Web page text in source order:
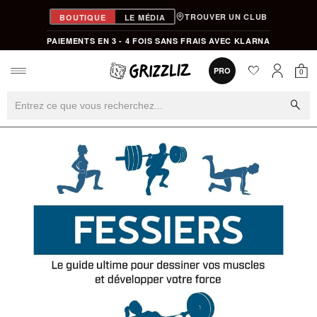
BOUTIQUE LE MÉDIA TROUVER UN CLUB
PAIEMENTS EN 3 - 4 FOIS SANS FRAIS AVEC KLARNA
PRO favorite0
0
search